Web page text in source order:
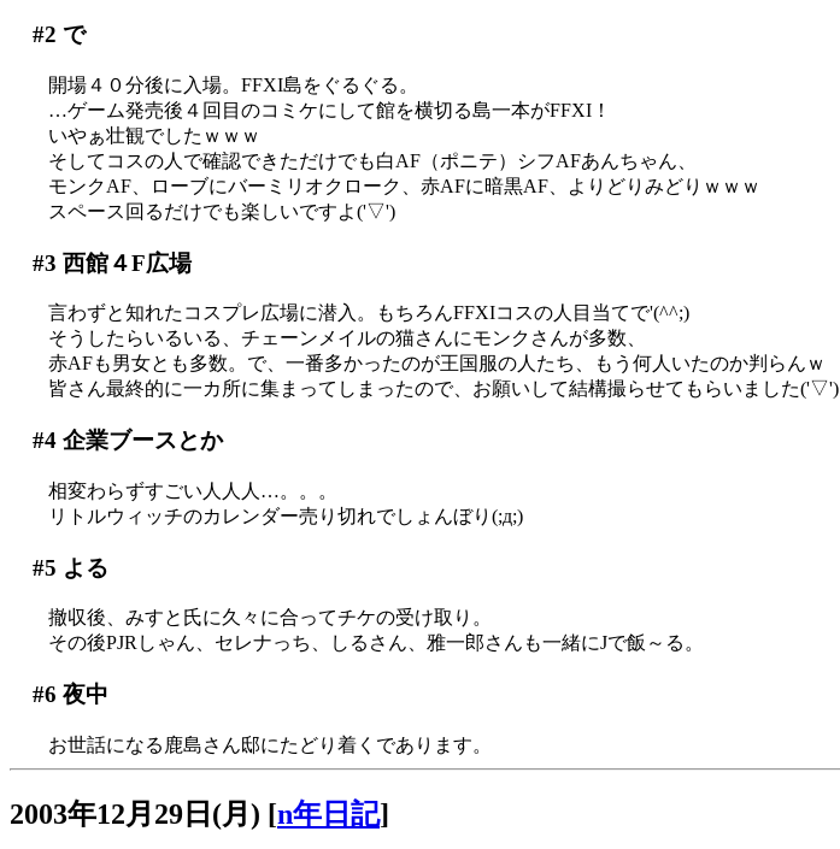
#2 で
開場４０分後に入場。FFXI島をぐるぐる。
…ゲーム発売後４回目のコミケにして館を横切る島一本がFFXI！
いやぁ壮観でしたｗｗｗ
そしてコスの人で確認できただけでも白AF（ポニテ）シフAFあんちゃん、
モンクAF、ローブにバーミリオクローク、赤AFに暗黒AF、よりどりみどりｗｗｗ
スペース回るだけでも楽しいですよ('▽')
#3 西館４F広場
言わずと知れたコスプレ広場に潜入。もちろんFFXIコスの人目当てで'(^^;)
そうしたらいるいる、チェーンメイルの猫さんにモンクさんが多数、
赤AFも男女とも多数。で、一番多かったのが王国服の人たち、もう何人いたのか判らんｗ
皆さん最終的に一カ所に集まってしまったので、お願いして結構撮らせてもらいました('▽')
#4企業ブースとか
相変わらずすごい人人人…。。。
リトルウィッチのカレンダー売り切れでしょんぼり(;д;)
#5 よる
撤収後、みすと氏に久々に合ってチケの受け取り。
その後PJRしゃん、セレナっち、しるさん、雅一郎さんも一緒にJで飯～る。
#6 夜中
お世話になる鹿島さん邸にたどり着くであります。
2003年12月29日(月) [n年日記]